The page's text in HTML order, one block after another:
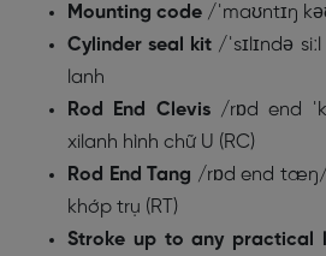
Mounting code /ˈmaʊntɪŋ
Cylinder seal kit /ˈsɪlɪndə
lanh
Rod End Clevis/rɒd end
xilanh hình chữ U (RC)
Rod End Tang /rɒd end tæŋ/
khớp trụ (RT)
Stroke up to any practical